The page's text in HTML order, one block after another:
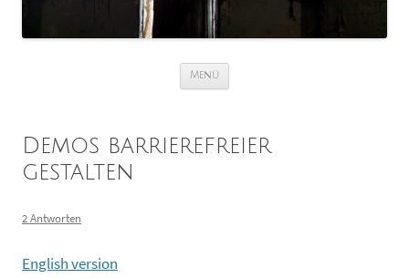
Menü
Demos barrierefreier
gestalten
2 Antworten
English version